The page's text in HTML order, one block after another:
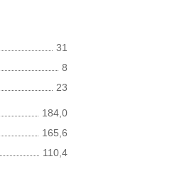
31
8
23
184,0
165,6
110,4